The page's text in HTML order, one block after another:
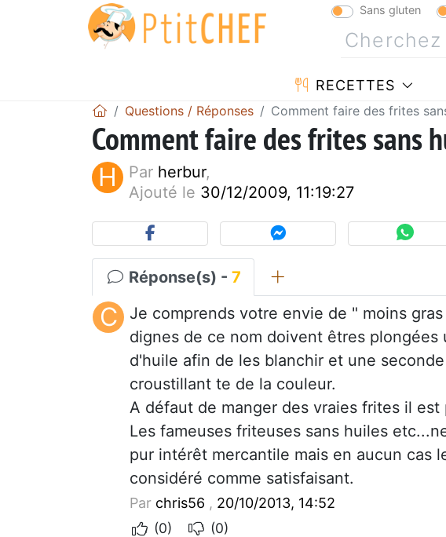
Sans gluten
RECETTES
Questions / Réponses Comment faire des frites
Comment faire des frites sans
H Par herbur,
Ajouté le 30/12/2009, 11:19:27
Réponse(s) - 7
C
Je comprends votre envie de " moins
dignes de ce nom doivent êtres plongées
d'huile afin de les blanchir et une
croustillant te de la couleur.
A défaut de manger des vraies frites il
Les fameuses friteuses sans huiles
pur intérêt mercantile mais en aucun cas
considéré comme satisfaisant.
Par chris56 , 20/10/2013, 14:52
(0)
(0)